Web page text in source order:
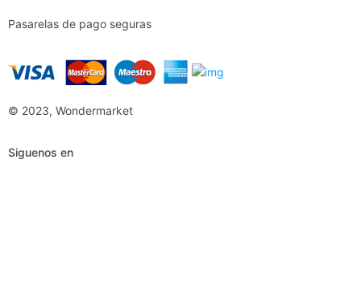
Pasarelas de pago seguras
© 2023, Wondermarket
Siguenos en